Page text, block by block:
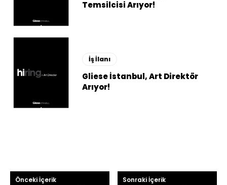
Temsilcisi Arıyor!
İş İlanı
Gliese İstanbul, Art Direktör
Arıyor!
Önceki İçerik Sonraki İçerik